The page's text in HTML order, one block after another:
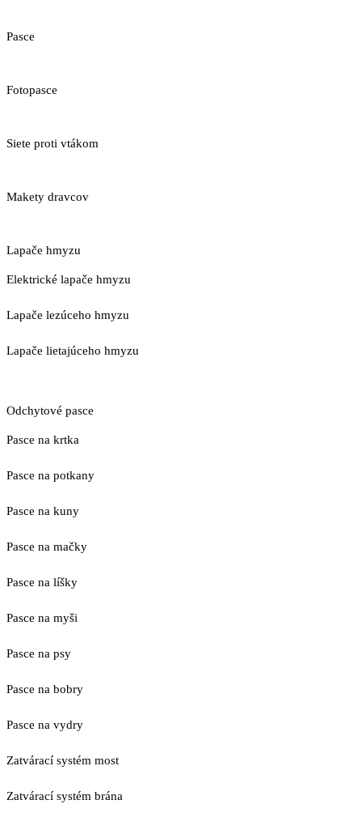
Pasce
Fotopasce
Siete proti vtákom
Makety dravcov
Lapače hmyzu
Elektrické lapače hmyzu
Lapače lezúceho hmyzu
Lapače lietajúceho hmyzu
Odchytové pasce
Pasce na krtka
Pasce na potkany
Pasce na kuny
Pasce na mačky
Pasce na líšky
Pasce na myši
Pasce na psy
Pasce na bobry
Pasce na vydry
Zatvárací systém most
Zatvárací systém brána